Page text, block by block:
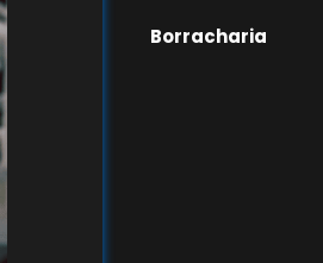
Borracharia